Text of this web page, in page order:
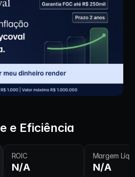
e Eficiência
ROIC
N/A
Margem
N/A